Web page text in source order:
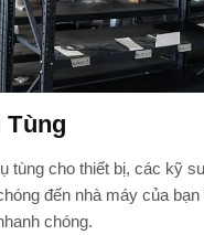
Tùng
tùng cho thiết bị, các kỹ
đến nhà máy của
chóng.